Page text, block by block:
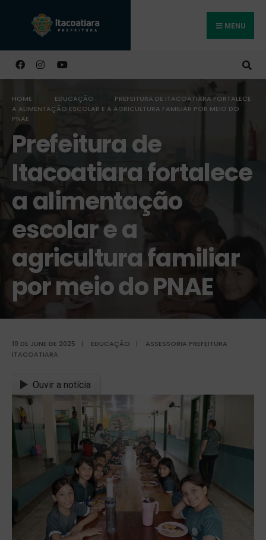
MENU
HOME EDUCAÇÃO
PREFEITURA DE ITACOATIARA FORTALECE
A ALIMENTAÇÃO ESCOLAR E A AGRICULTURA FAMILIAR POR MEIO DO
PNAE
Prefeitura de
Itacoatiara fortalece
a alimentação
escolar e a
agricultura familiar
por meio do PNAE
10 DE JUNE DE 2025 | EDUCAÇÃO |
ASSESSORIA PREFEITURA
ITACOATIARA
Ouvir a notícia
Buscar